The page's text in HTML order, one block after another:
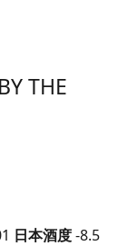
THE
日本酒度-8.5